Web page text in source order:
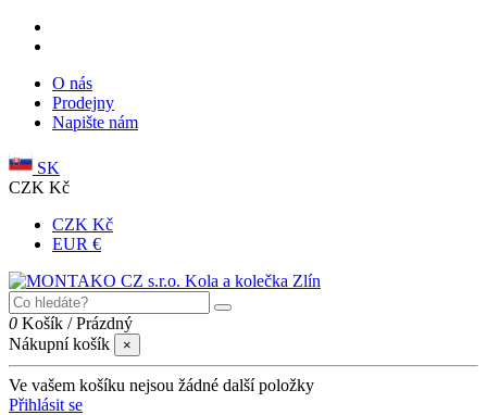
O nás
Prodejny
Napište nám
SK
CZK Kč
CZK Kč
EUR €
0 Košík /Prázdný
Nákupní košík
×
Ve vašem košíku nejsou žádné další položky
Přihlásit se